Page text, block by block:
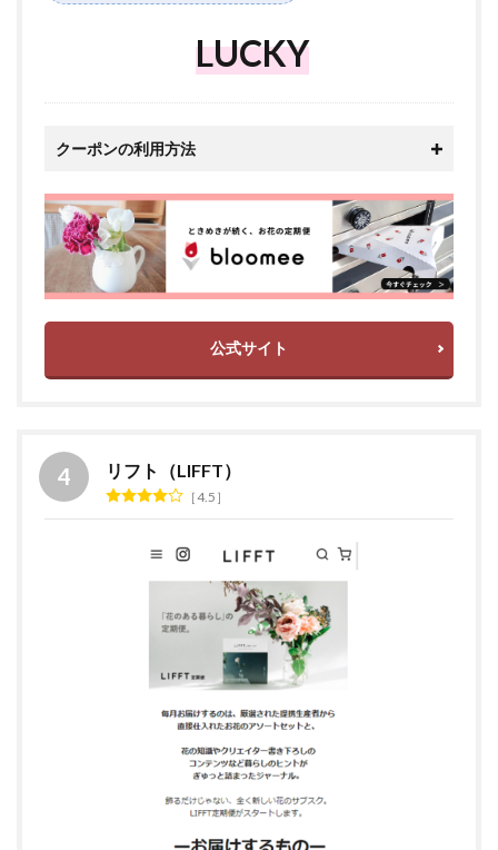
LUCKY
クーポンの利用方法
公式サイト
リフト（LIFFT）
4.5